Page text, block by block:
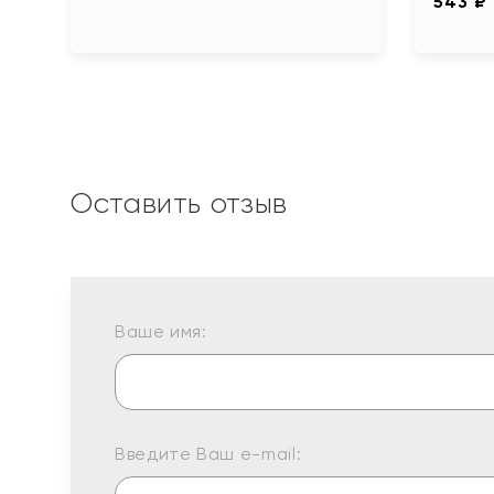
Оставить отзыв
Ваше имя:
Введите Ваш e-mail: